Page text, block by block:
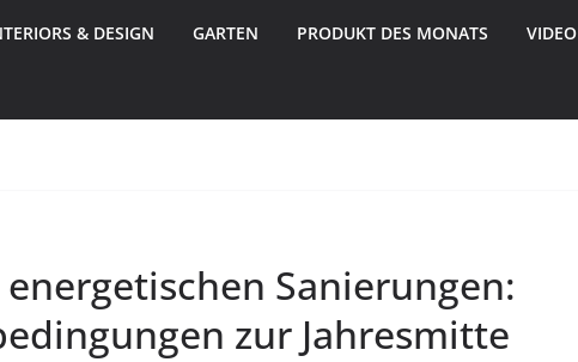
& DESIGN GARTEN PRODUKT DES MONATS VIDEO
Sanierungen:
zur Jahresmitte